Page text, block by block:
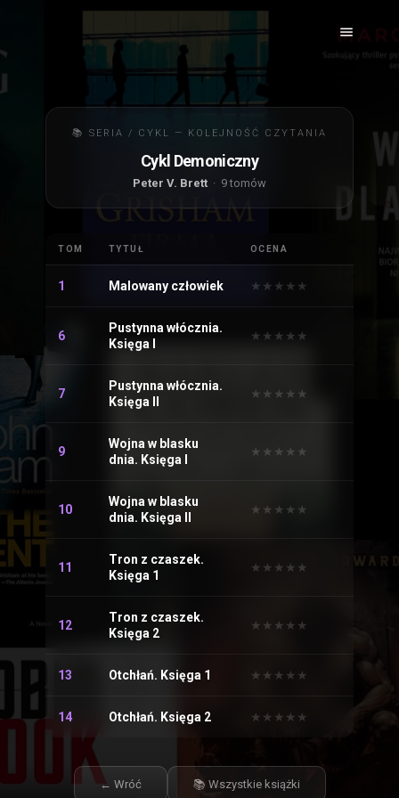
📚 SERIA / CYKL — KOLEJNOŚĆ CZYTANIA
Cykl Demoniczny
Peter V. Brett · 9 tomów
TOM TYTUŁ OCENA
1 Malowany człowiek ★
★ ★
★ ★
★ ★
★ ★
★
6
Pustynna włócznia.
Księga I
★
★ ★
★ ★
★ ★
★ ★
★
7
Pustynna włócznia.
Księga II
★
★ ★
★ ★
★ ★
★ ★
★
9
Wojna w blasku
dnia. Księga I
★
★ ★
★ ★
★ ★
★ ★
★
10
Wojna w blasku
dnia. Księga II
★
★ ★
★ ★
★ ★
★ ★
★
11
Tron z czaszek.
Księga 1
★
★ ★
★ ★
★ ★
★ ★
★
12
Tron z czaszek.
Księga 2
★
★ ★
★ ★
★ ★
★ ★
★
13 Otchłań. Księga 1 ★
★ ★
★ ★
★ ★
★ ★
★
14 Otchłań. Księga 2 ★
★ ★
★ ★
★ ★
★ ★
★
← Wróć 📚 Wszystkie książki